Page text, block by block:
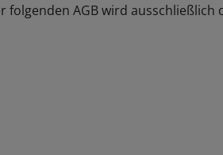
AGB wird ausschließlich